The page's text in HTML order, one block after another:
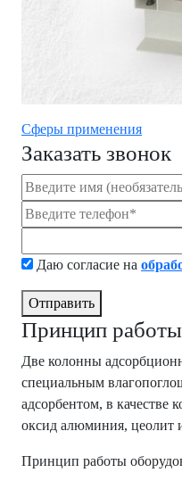
Сферы применения
Заказать звонок
Даю согласие на
Отправить
Принцип работы
Две колонны
специальным
адсорбентом, в качестве
оксид алюминия, цеолит
Принцип работы